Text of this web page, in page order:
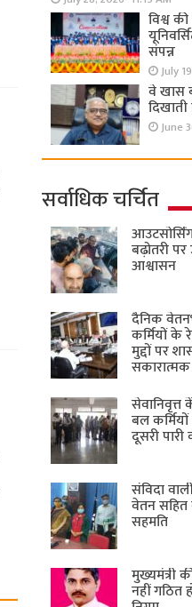
विश्व
संपन्न
July
वे खास
June
सर्वाधिक चर्चित
बढ़ोतरी
आश्वासन
दैनिक
कर्मियों
मुद्दों पर
सकारात्मक
सेवानिवृत्त
बल
दूसरी
संविदा
वेतन
सहमति
मुख्यमंत्री
नहीं गठित